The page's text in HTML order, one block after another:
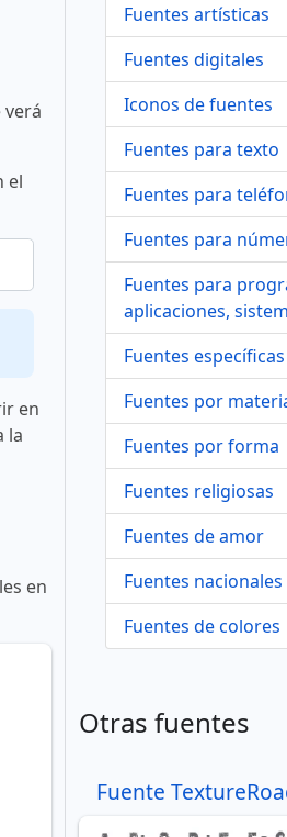
el
en
la
en
Fuentes artísticas
Fuentes digitales
Iconos de fuentes
Fuentes para texto
Fuentes para
Fuentes para
Fuentes para
aplicaciones,
Fuentes específicas
Fuentes por
Fuentes por forma
Fuentes religiosas
Fuentes de amor
Fuentes nacionales
Fuentes de colores
Otras fuentes
Fuente